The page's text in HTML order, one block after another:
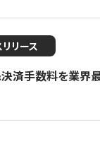
リース
決済手数料を業界